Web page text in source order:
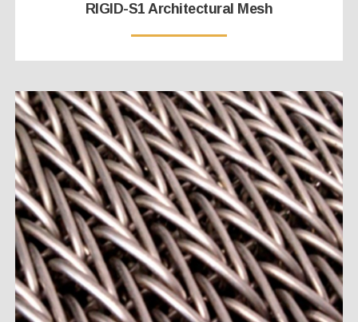
RIGID-S1 Architectural Mesh